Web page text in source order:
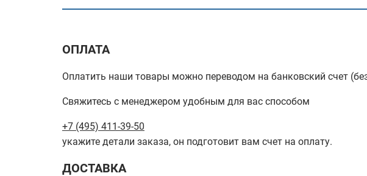
ОПЛАТА
Оплатить наши товары можно переводом на банковский счет
Свяжитесь с менеджером удобным для вас способом
+7 (495) 411-39-50
укажите детали заказа, он подготовит вам счет на оплату.
ДОСТАВКА